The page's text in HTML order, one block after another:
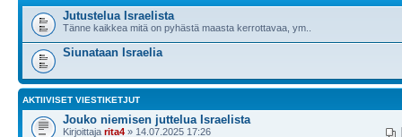
Jutustelua Israelista
Tänne kaikkea mitä on pyhästä maasta kerrottavaa, ym..
Siunataan Israelia
AKTIIVISET VIESTIKETJUT
Jouko niemisen juttelua Israelista
Kirjoittaja rita4 » 14.07.2025 17:26